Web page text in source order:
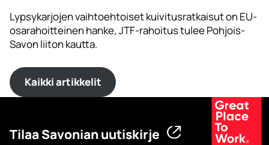
Lypsykarjojen vaihtoehtoiset kuivitusratkaisut on EU-
osarahoitteinen hanke, JTF-rahoitus tulee Pohjois-
Savon liiton kautta.
Kaikki artikkelit
Tilaa Savonian uutiskirje